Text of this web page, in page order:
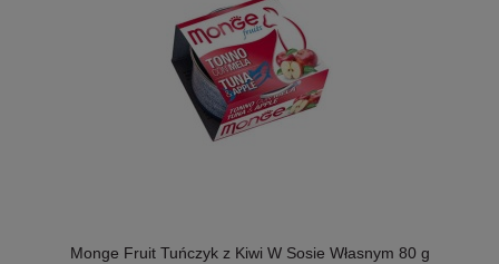
Monge Fruit Tuńczyk z Kiwi W Sosie Własnym 80 g